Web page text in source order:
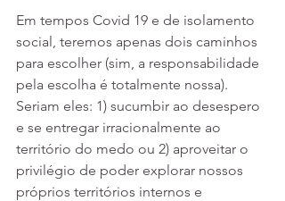
Em tempos Covid 19 e de isolamento
social, teremos apenas dois caminhos
para escolher (sim, a responsabilidade
pela escolha é totalmente nossa).
Seriam eles: 1) sucumbir ao desespero
e se entregar irracionalmente ao
território do medo ou 2) aproveitar o
privilégio de poder explorar nossos
próprios territórios internos e